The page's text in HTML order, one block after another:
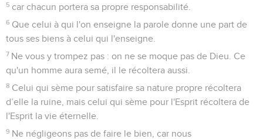
5 car chacun portera sa propre responsabilité.
6 Que celui à qui l'on enseigne la parole donne une part de
tous ses biens à celui qui l'enseigne.
7 Ne vous y trompez pas : on ne se moque pas de Dieu. Ce
qu'un homme aura semé, il le récoltera aussi.
8 Celui qui sème pour satisfaire sa nature propre récoltera
d’elle la ruine, mais celui qui sème pour l'Esprit récoltera de
l'Esprit la vie éternelle.
9 Ne négligeons pas de faire le bien, car nous